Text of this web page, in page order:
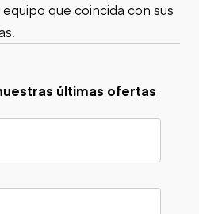
que coincida con sus
últimas ofertas